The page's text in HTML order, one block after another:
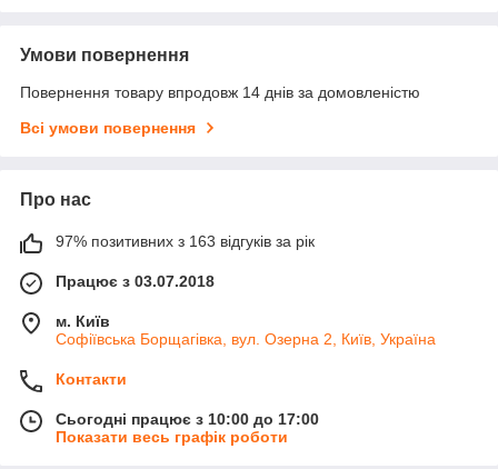
Умови повернення
Повернення товару впродовж 14 днів за домовленістю
Всі умови повернення
Про нас
97% позитивних з 163 відгуків за рік
Працює з 03.07.2018
м. Київ
Софіївська Борщагівка, вул. Озерна 2, Київ, Україна
Контакти
Сьогодні працює з 10:00 до 17:00
Показати весь графік роботи